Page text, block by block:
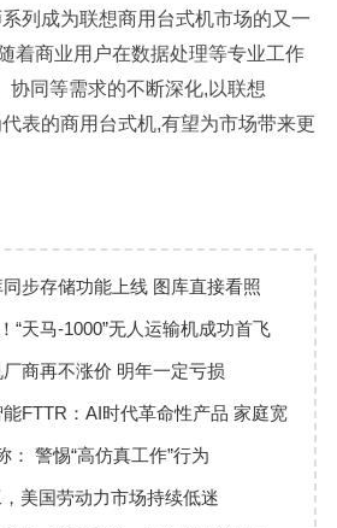
列成为联想商用台式机市场的又一
着商业用户在数据处理等专业工作
协同等需求的不断深化,以联想
表的商用台式机,有望为市场带来更
步存储功能上线 图库直接看照
“天马-1000”无人运输机成功首飞
商再不涨价 明年一定亏损
FTTR：AI时代革命性产品 家庭宽
： 警惕“高仿真工作”行为
美国劳动力市场持续低迷